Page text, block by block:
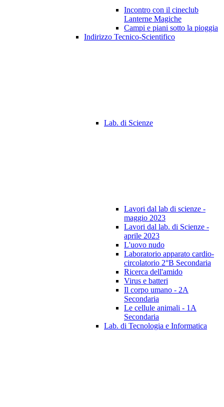
Incontro con il cineclub
Lanterne Magiche
Campi e piani sotto la pioggia
Indirizzo Tecnico-Scientifico
Lab. di Scienze
Lavori dal lab di scienze -
maggio 2023
Lavori dal lab. di Scienze -
aprile 2023
L'uovo nudo
Laboratorio apparato cardio-
circolatorio 2°B Secondaria
Ricerca dell'amido
Virus e batteri
Il corpo umano - 2A
Secondaria
Le cellule animali - 1A
Secondaria
Lab. di Tecnologia e Informatica